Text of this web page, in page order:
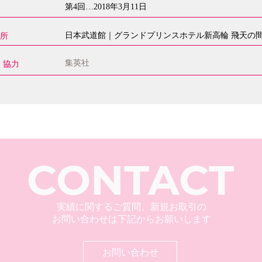
第4回…2018年3月11日
日本武道館｜グランドプリンスホテル新高輪 飛天の
協力 集英社
CONTACT
実績に関するご質問、新規お取引の
お問い合わせは下記からお願いします
お問い合わせ